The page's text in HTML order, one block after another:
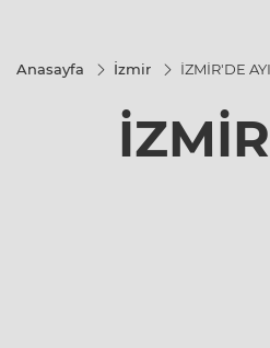
Anasayfa İzmir İZMİR'DE